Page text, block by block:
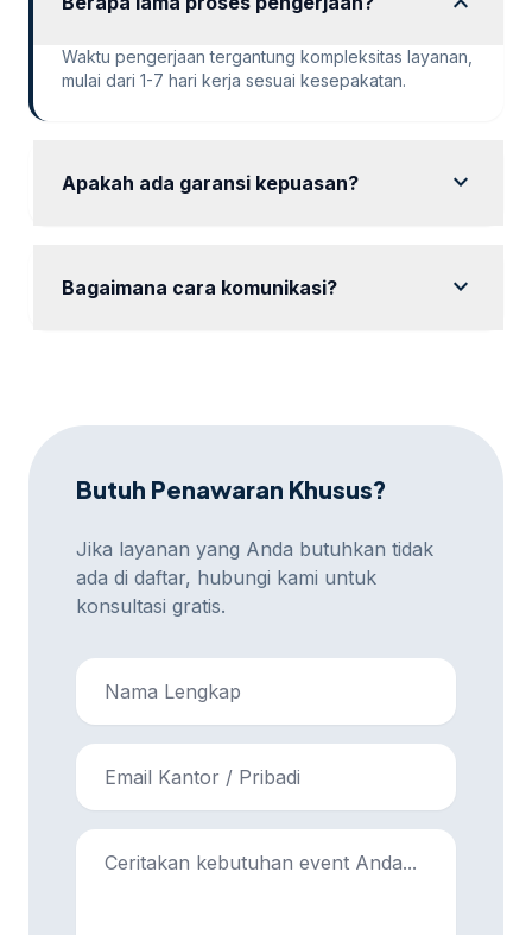
Waktu pengerjaan tergantung kompleksitas layanan,
mulai dari 1-7 hari kerja sesuai kesepakatan.
Apakah ada garansi kepuasan? expand_more
Bagaimana cara komunikasi? expand_more
Butuh Penawaran Khusus?
Jika layanan yang Anda butuhkan tidak
ada di daftar, hubungi kami untuk
konsultasi gratis.